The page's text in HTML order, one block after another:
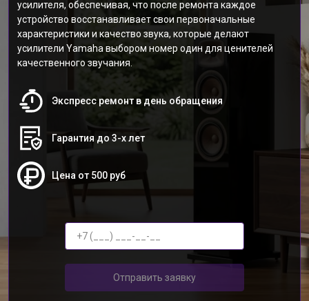
усилителя, обеспечивая, что после ремонта каждое
устройство восстанавливает свои первоначальные
характеристики и качество звука, которые делают
усилители Yamaha выбором номер один для ценителей
качественного звучания.
Экспресс ремонт в день обращения
Гарантия до 3-х лет
Цена от 500 руб
Отправить заявку